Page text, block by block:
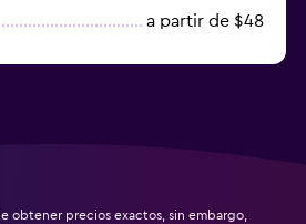
a partir de $48
obtener precios exactos, sin embargo,